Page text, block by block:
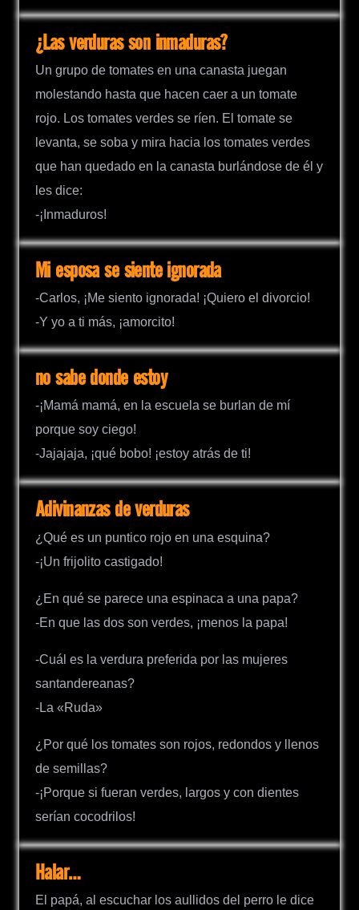
¿Las verduras son inmaduras?
Un grupo de tomates en una canasta juegan
molestando hasta que hacen caer a un tomate
rojo. Los tomates verdes se ríen. El tomate se
levanta, se soba y mira hacia los tomates verdes
que han quedado en la canasta burlándose de él y
les dice:
-¡Inmaduros!
Mi esposa se siente ignorada
-Carlos, ¡Me siento ignorada! ¡Quiero el divorcio!
-Y yo a ti más, ¡amorcito!
no sabe donde estoy
-¡Mamá mamá, en la escuela se burlan de mí
porque soy ciego!
-Jajajaja, ¡qué bobo! ¡estoy atrás de ti!
Adivinanzas de verduras
¿Qué es un puntico rojo en una esquina?
-¡Un frijolito castigado!
¿En qué se parece una espinaca a una papa?
-En que las dos son verdes, ¡menos la papa!
-Cuál es la verdura preferida por las mujeres
santandereanas?
-La «Ruda»
¿Por qué los tomates son rojos, redondos y llenos
de semillas?
-¡Porque si fueran verdes, largos y con dientes
serían cocodrilos!
Halar…
El papá, al escuchar los aullidos del perro le dice